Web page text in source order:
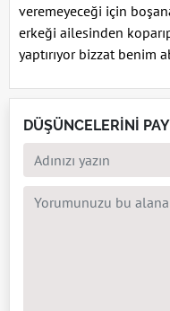
veremeyeceği için
erkeği ailesinden
yaptırıyor bizzat benim
DÜŞÜNCELERİNİ